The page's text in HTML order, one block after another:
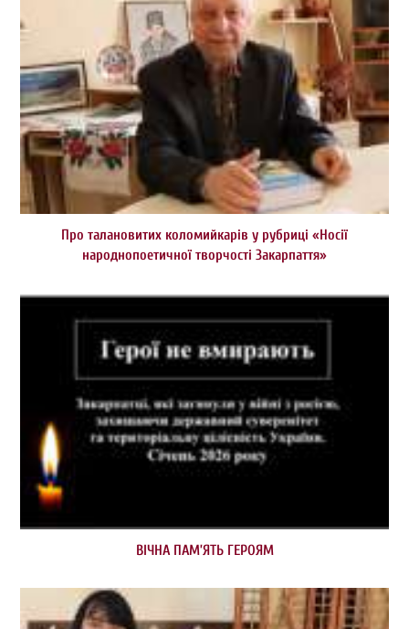
Про талановитих коломийкарів у рубриці «Носії
народнопоетичної творчості Закарпаття»
ВІЧНА ПАМ’ЯТЬ ГЕРОЯМ